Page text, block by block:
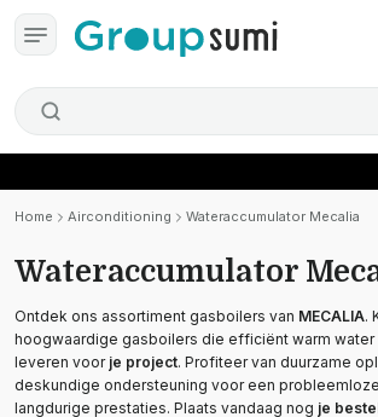
Home Airconditioning Wateraccumulator Mecalia
Wateraccumulator
Ontdek ons assortiment gasboilers van MECALIA.
hoogwaardige gasboilers die efficiënt warm water
leveren voor je project. Profiteer van duurzame
deskundige ondersteuning voor een
langdurige prestaties. Plaats vandaag nog je